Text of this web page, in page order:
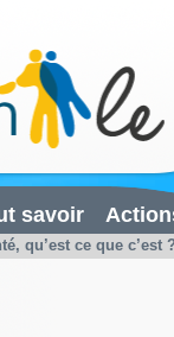
savoir
qu’est ce que